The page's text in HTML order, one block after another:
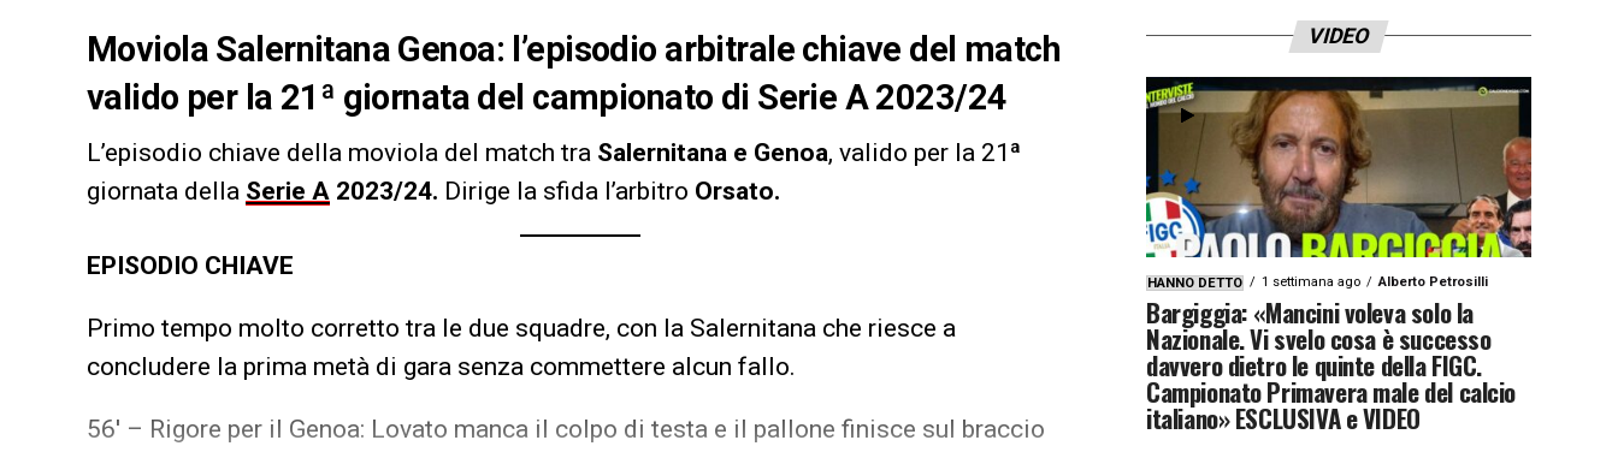
Moviola Salernitana Genoa: l’episodio arbitrale chiave del match
valido per la 21ª giornata del campionato di Serie A 2023/24
L’episodio chiave della moviola del match tra Salernitana e Genoa, valido per la 21ª
giornata della Serie A 2023/24. Dirige la sfida l’arbitro Orsato.
EPISODIO CHIAVE
Primo tempo molto corretto tra le due squadre, con la Salernitana che riesce a
concludere la prima metà di gara senza commettere alcun fallo.
56′ – Rigore per il Genoa: Lovato manca il colpo di testa e il pallone finisce sul braccio
VIDEO
HANNO DETTO 1 settimana ago Alberto Petrosilli
Bargiggia: «Mancini voleva solo la
Nazionale. Vi svelo cosa è successo
davvero dietro le quinte della FIGC.
Campionato Primavera male del calcio
italiano» ESCLUSIVA e VIDEO